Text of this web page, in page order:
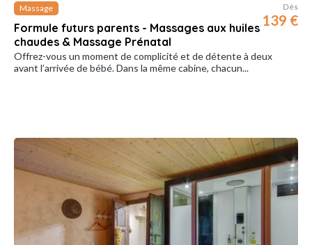
Massage
Formule futurs parents - Massages aux huiles
chaudes & Massage Prénatal
Dès
139 €
Offrez-vous un moment de complicité et de détente à deux
avant l’arrivée de bébé. Dans la même cabine, chacun...